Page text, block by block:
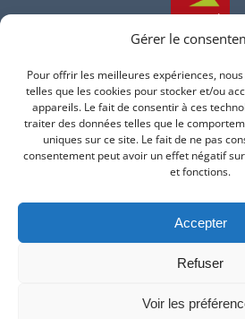
Gérer le
Pour offrir les meilleures expériences,
telles que les cookies pour stocker et/ou
appareils. Le fait de consentir à ces
traiter des données telles que le
uniques sur ce site. Le fait de ne pas
consentement peut avoir un effet négatif
et fonctions.
Accepter
Refuser
Voir les
Intramuros
Suivez-nous sur
Site